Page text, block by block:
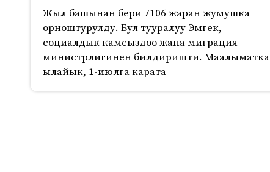
Жыл башынан бери 7106 жаран жумушка
орноштурулду. Бул тууралуу Эмгек,
социалдык камсыздоо жана миграция
министрлигинен билдиришти. Маалыматка
ылайык, 1-июлга карата